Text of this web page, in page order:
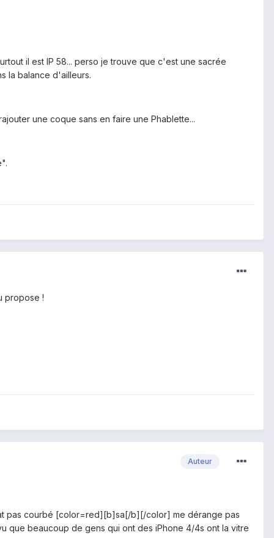
il est IP 58... perso je trouve que c'est une sacrée
la balance d'ailleurs.
une coque sans en faire une Phablette...
propose !
Auteur
pas courbé [color=red][b]sa[/b][/color] me dérange pas
que beaucoup de gens qui ont des iPhone 4/4s ont la vitre